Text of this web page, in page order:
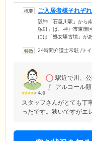
ご入居者様それぞ
さい
阪神「石屋川駅」から
塚町」は、神戸市東灘
には「処女塚古墳」が
ので、駅前でショッピ
談にのっています。お
もお気軽にご相談くだ
24時間介護士常駐 /ト
4.0
駅近で川、
アルコール
スタッフさんがとても丁
ったです。狭いですがエ